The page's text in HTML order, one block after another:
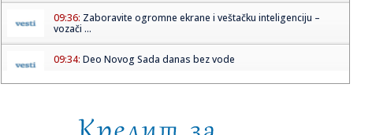
09:36: Zaboravite ogromne ekrane i veštačku inteligenciju –
vozači ...
09:34: Deo Novog Sada danas bez vode